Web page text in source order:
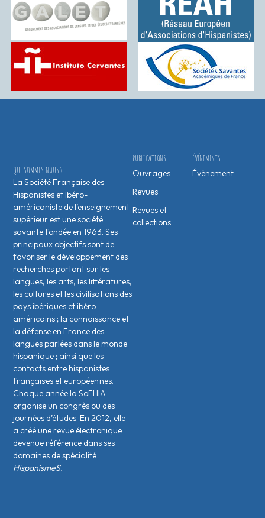
ÉVÉNEMENTS
Évènement
PUBLICATIONS
Ouvrages
Revues
Revues et
collections
QUI SOMMES-NOUS ?
La Société Française des
Hispanistes et Ibéro-
américaniste de l’enseignement
supérieur est une société
savante fondée en 1963. Ses
principaux objectifs sont de
favoriser le développement des
recherches portant sur les
langues, les arts, les littératures,
les cultures et les civilisations des
pays ibériques et ibéro-
américains ; la connaissance et
la défense en France des
langues parlées dans le monde
hispanique ; ainsi que les
contacts entre hispanistes
français·es et européen·nes.
Chaque année la SoFHIA
organise un congrès ou des
journées d’études. En 2012, elle
a créé une revue électronique
devenue référence dans ses
domaines de spécialité :
HispanismeS.